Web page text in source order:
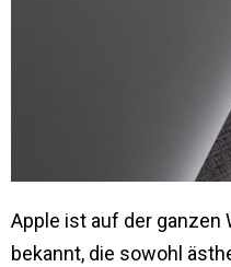
Apple ist auf der ganzen
bekannt, die sowohl